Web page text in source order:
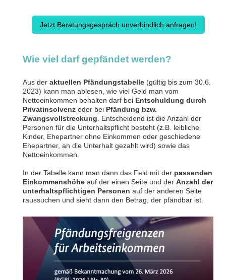
Jetzt Beratungsgespräch unverbindlich anfragen!
Wie viel darf gepfändet werden?
Aus der aktuellen Pfändungstabelle (gültig bis zum 30.6.
2023) kann man ablesen, wie viel Geld man vom
Nettoeinkommen behalten darf bei Entschuldung durch
Privatinsolvenz oder bei Pfändung bzw.
Zwangsvollstreckung. Entscheidend ist die Anzahl der
Personen für die Unterhaltspflicht besteht (z.B. leibliche
Kinder, Ehepartner ohne Einkommen oder geschiedene
Ehepartner, an die Unterhalt gezahlt wird) sowie das
Nettoeinkommen.
In der Tabelle kann man dann das Feld mit der passenden
Einkommenshöhe auf der einen Seite und der Anzahl der
unterhaltspflichtigen Personen auf der anderen Seite
raussuchen und sieht dann den Betrag, der pfändbar ist.